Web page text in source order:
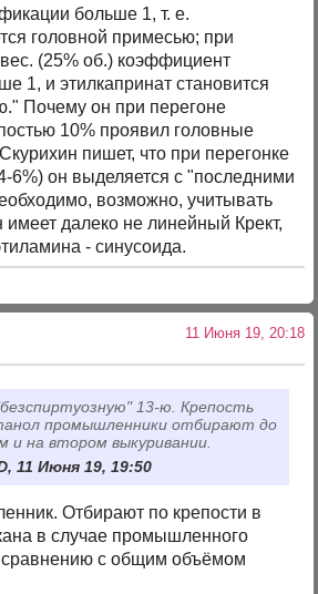
больше 1, т. е.
головной примесью; при
(25% об.) коэффициент
1, и этилкапринат становится
Почему он при перегоне
10% проявил головные
пишет, что при перегонке
6%) он выделяется с "последними
возможно, учитывать
имеет далеко не линейный Крект,
- синусоида.
11 Июня 19, 20:18
13-ю. Крепость
промышленники отбирают до
и на втором выкуривании.
11 Июня 19, 19:50
Отбирают по крепости в
в случае промышленного
сравнению с общим объёмом